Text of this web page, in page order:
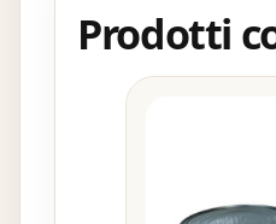
Prodotti